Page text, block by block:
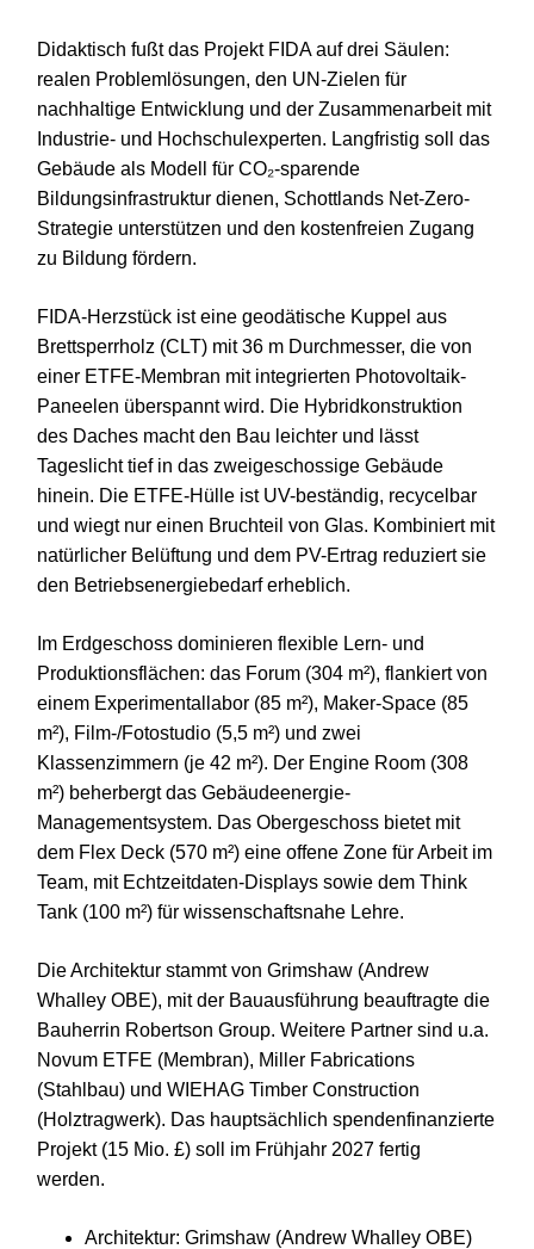
Didaktisch fußt das Projekt FIDA auf drei Säulen:
realen Problem­lösungen, den UN-Zielen für
nachhaltige Entwicklung und der Zusammenarbeit mit
Industrie- und Hochschul­experten. Langfristig soll das
Gebäude als Modell für CO₂-sparende
Bildungsinfrastruktur dienen, Schottlands Net-Zero-
Strategie unterstützen und den kostenfreien Zugang
zu Bildung fördern.
FIDA-Herzstück ist eine geodätische Kuppel aus
Brettsperrholz (CLT) mit 36 m Durchmesser, die von
einer ETFE-Membran mit integrierten Photovoltaik-
Paneelen überspannt wird. Die Hybridkonstruktion
des Daches macht den Bau leichter und lässt
Tageslicht tief in das zweigeschossige Gebäude
hinein. Die ETFE-Hülle ist UV-beständig, recycelbar
und wiegt nur einen Bruchteil von Glas. Kombiniert mit
natürlicher Belüftung und dem PV-Ertrag reduziert sie
den Betriebsenergiebedarf erheblich.
Im Erdgeschoss dominieren flexible Lern- und
Produktionsflächen: das Forum (304 m²), flankiert von
einem Experimentallabor (85 m²), Maker-Space (85
m²), Film-/Fotostudio (5,5 m²) und zwei
Klassenzimmern (je 42 m²). Der Engine Room (308
m²) beherbergt das Gebäudeenergie-
Managementsystem. Das Obergeschoss bietet mit
dem Flex Deck (570 m²) eine offene Zone für Arbeit im
Team, mit Echtzeitdaten-Displays sowie dem Think
Tank (100 m²) für wissenschaftsnahe Lehre.
Die Architektur stammt von Grimshaw (Andrew
Whalley OBE), mit der Bauausführung beauftragte die
Bauherrin Robertson Group. Weitere Partner sind u.a.
Novum ETFE (Membran), Miller Fabrications
(Stahlbau) und WIEHAG Timber Construction
(Holztragwerk). Das hauptsächlich spendenfinanzierte
Projekt (15 Mio. £) soll im Frühjahr 2027 fertig
werden.
Architektur: Grimshaw (Andrew Whalley OBE)